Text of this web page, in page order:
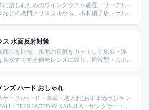
に楽しむためのワイングラスを厳選。リーデル・
などの名門クリスタルから、木村硝子店・ザル
ス 水面反射対策
商品を比較。水面の反射をカットして魚影・浮
見やすくする偏光レンズに絞り、通常型・スポー
ました。海釣り・川釣り・ボートゲームから運転
成です。
ンズ ハード おしゃれ
ケース(ハード・本革・名入れ)おすすめランキン
・TEES FACTORY KAGULA・サングラー・フ